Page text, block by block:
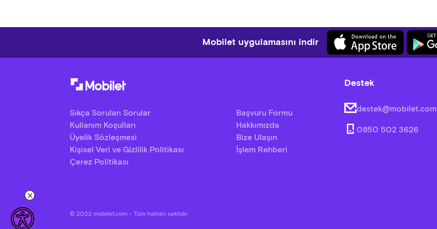
Ekmek, Simit, Poğaça, Sade Açma ve Sınırsız Çay.
Pakete; ulaşım ücreti, müze girişi ve rehberlik hizmeti dahildir.
Mobilet uygulamasını indir
Sıkça Sorulan Sorular
Kullanım Koşulları
Üyelik Sözleşmesi
Kişisel Veri ve Gizlilik Politikası
Çerez Politikası
Başvuru Formu
Hakkımızda
Bize Ulaşın
İşlem Rehberi
Destek
destek@mobilet.com
0850 502 3626
© 2022 mobilet.com - Tüm hakları saklıdır